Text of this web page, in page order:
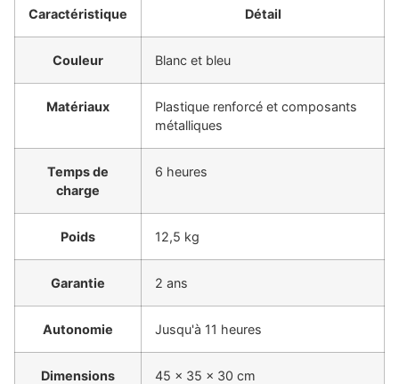
Caractéristique Détail
Couleur Blanc et bleu
Matériaux
Plastique renforcé et composants
métalliques
Temps de
charge
6 heures
Poids 12,5 kg
Garantie 2 ans
Autonomie Jusqu'à 11 heures
Dimensions 45 x 35 x 30 cm